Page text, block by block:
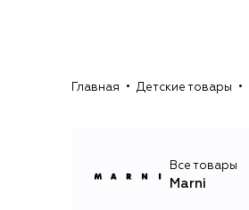
Главная Детские товары
Все товары
Marni